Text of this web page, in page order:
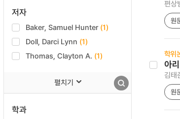
저자
Baker, Samuel Hunter (1)
Doll, Darci Lynn (1)
Thomas, Clayton A. (1)
펼치기
학과
편상
원
학위
아
김태
원